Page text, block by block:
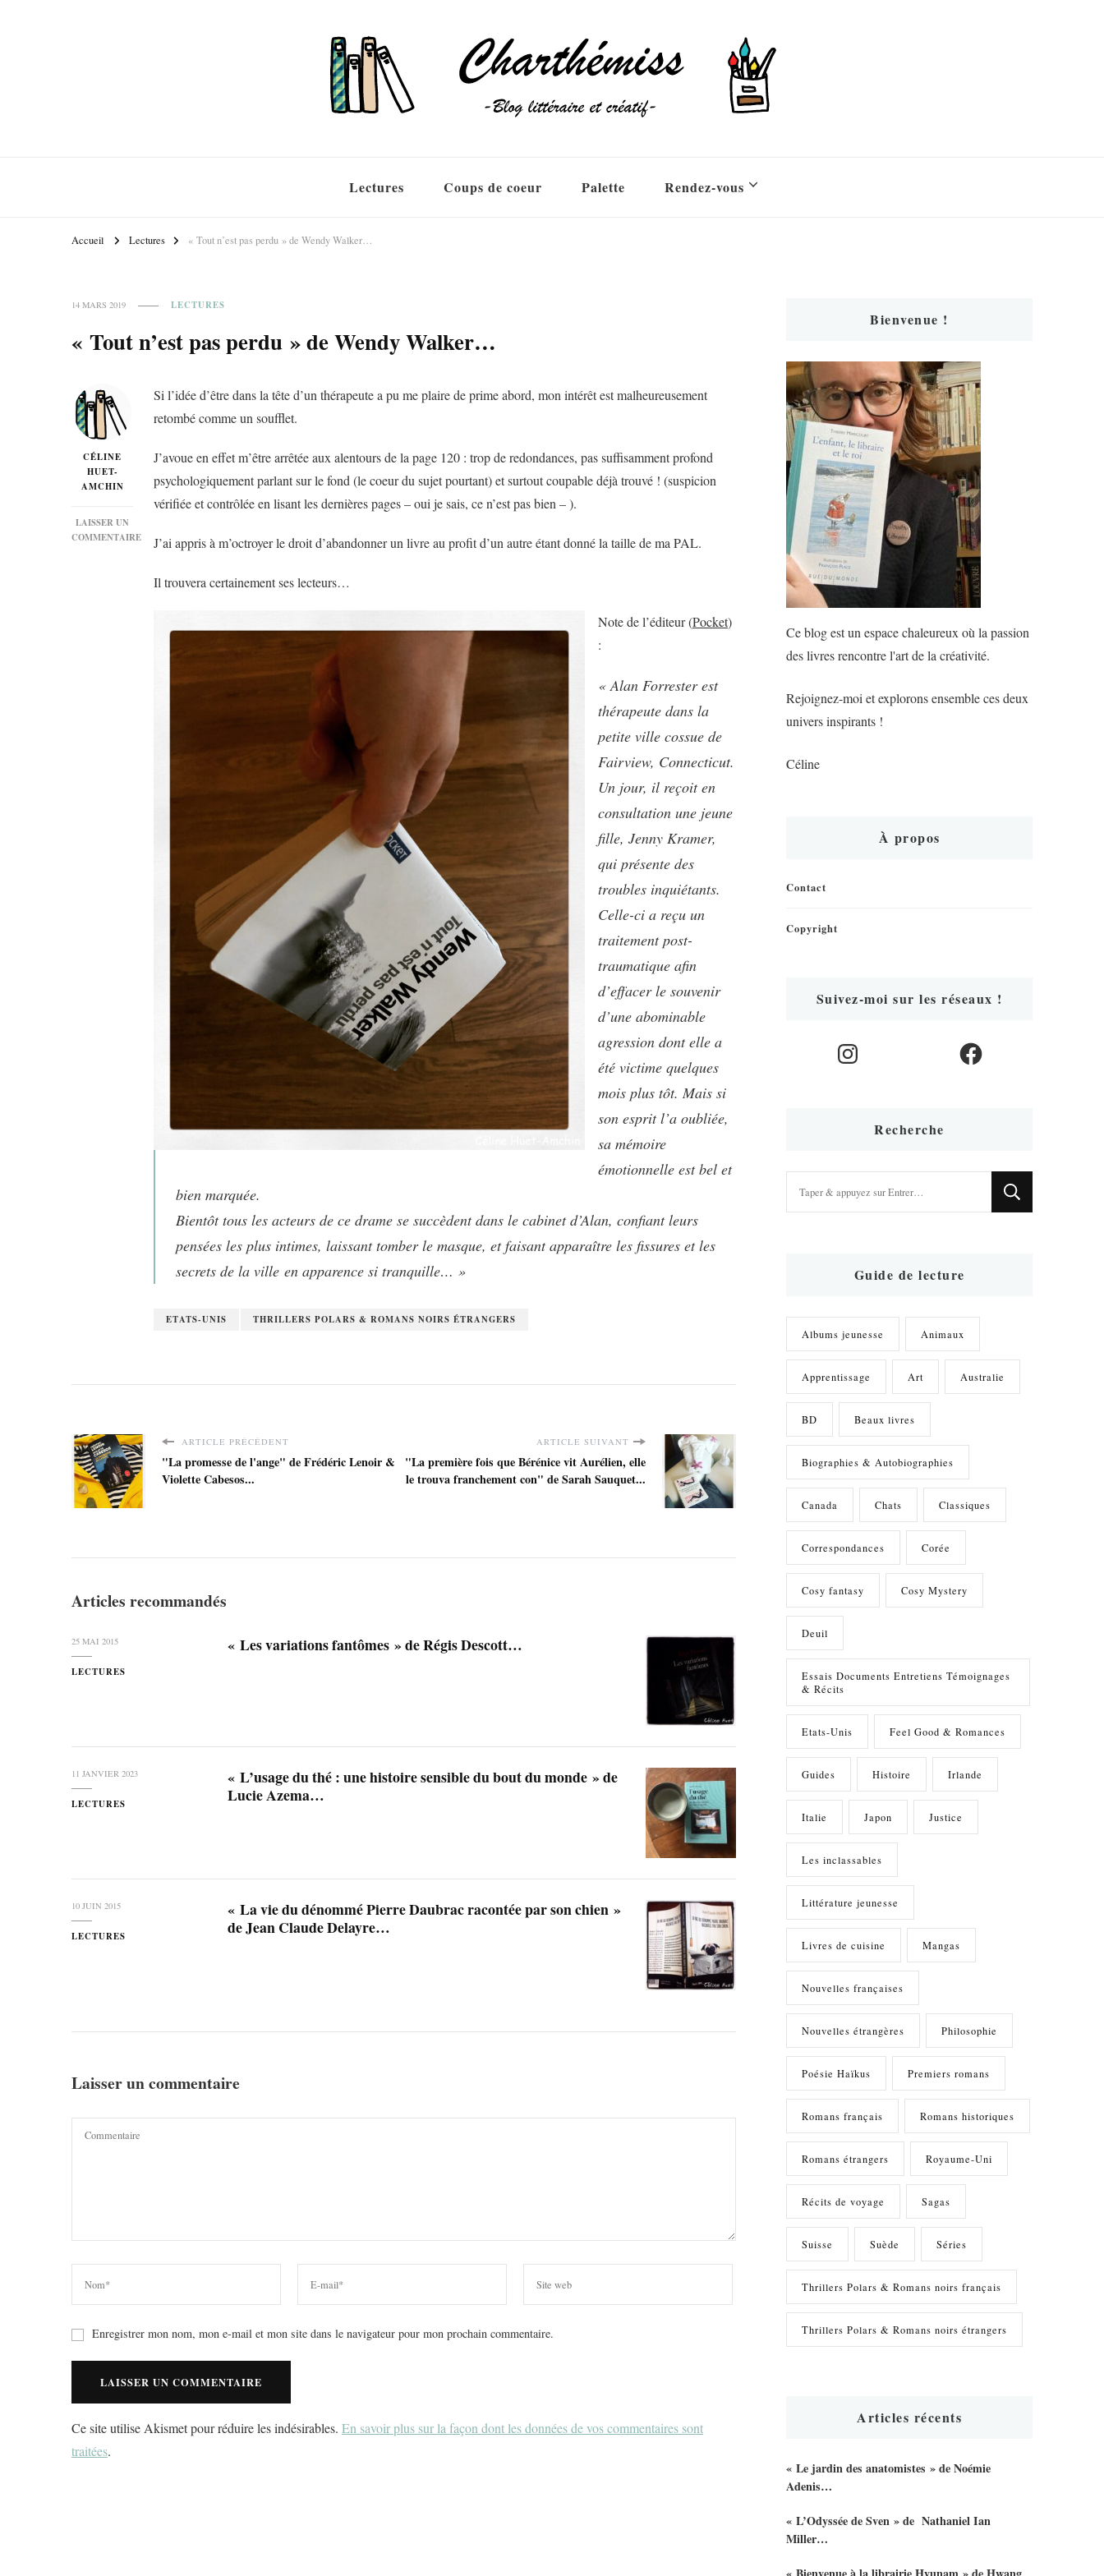
Lectures Coups de coeur Palette Rendez-vous
Accueil Lectures « Tout n’est pas perdu » de Wendy Walker…
14 MARS 2019 LECTURES
« Tout n’est pas perdu » de Wendy Walker…
CÉLINE
HUET-
AMCHIN
LAISSER UN
COMMENTAIRE
Si l’idée d’être dans la tête d’un thérapeute a pu me plaire de prime abord, mon intérêt est malheureusement
retombé comme un soufflet.
J’avoue en effet m’être arrêtée aux alentours de la page 120 : trop de redondances, pas suffisamment profond
psychologiquement parlant sur le fond (le coeur du sujet pourtant) et surtout coupable déjà trouvé ! (suspicion
vérifiée et contrôlée en lisant les dernières pages – oui je sais, ce n’est pas bien – ).
J’ai appris à m’octroyer le droit d’abandonner un livre au profit d’un autre étant donné la taille de ma PAL.
Il trouvera certainement ses lecteurs…
Note de l’éditeur (Pocket)
:
« Alan Forrester est
thérapeute dans la
petite ville cossue de
Fairview, Connecticut.
Un jour, il reçoit en
consultation une jeune
fille, Jenny Kramer,
qui présente des
troubles inquiétants.
Celle-ci a reçu un
traitement post-
traumatique afin
d’effacer le souvenir
d’une abominable
agression dont elle a
été victime quelques
mois plus tôt. Mais si
son esprit l’a oubliée,
sa mémoire
émotionnelle est bel et
bien marquée.
Bientôt tous les acteurs de ce drame se succèdent dans le cabinet d’Alan, confiant leurs
pensées les plus intimes, laissant tomber le masque, et faisant apparaître les fissures et les
secrets de la ville en apparence si tranquille… »
ETATS-UNIS THRILLERS POLARS & ROMANS NOIRS ÉTRANGERS
ARTICLE PRÉCÉDENT
"La promesse de l'ange" de Frédéric Lenoir &
Violette Cabesos...
ARTICLE SUIVANT
"La première fois que Bérénice vit Aurélien, elle
le trouva franchement con" de Sarah Sauquet...
Articles recommandés
25 MAI 2015
LECTURES
« Les variations fantômes » de Régis Descott…
11 JANVIER 2023
LECTURES
« L’usage du thé : une histoire sensible du bout du monde » de
Lucie Azema…
10 JUIN 2015
LECTURES
« La vie du dénommé Pierre Daubrac racontée par son chien »
de Jean Claude Delayre…
Laisser un commentaire
Enregistrer mon nom, mon e-mail et mon site dans le navigateur pour mon prochain commentaire.
Ce site utilise Akismet pour réduire les indésirables. En savoir plus sur la façon dont les données de vos commentaires sont
traitées.
Bienvenue !
Ce blog est un espace chaleureux où la passion
des livres rencontre l'art de la créativité.
Rejoignez-moi et explorons ensemble ces deux
univers inspirants !
Céline
À propos
Contact
Copyright
Suivez-moi sur les réseaux !
Instagram Facebook
Recherche
Guide de lecture
Albums jeunesse Animaux
Apprentissage Art Australie
BD Beaux livres
Biographies & Autobiographies
Canada Chats Classiques
Correspondances Corée
Cosy fantasy Cosy Mystery
Deuil
Essais Documents Entretiens Témoignages
& Récits
Etats-Unis Feel Good & Romances
Guides Histoire Irlande
Italie Japon Justice
Les inclassables
Littérature jeunesse
Livres de cuisine Mangas
Nouvelles françaises
Nouvelles étrangères Philosophie
Poésie Haïkus Premiers romans
Romans français Romans historiques
Romans étrangers Royaume-Uni
Récits de voyage Sagas
Suisse Suède Séries
Thrillers Polars & Romans noirs français
Thrillers Polars & Romans noirs étrangers
Articles récents
« Le jardin des anatomistes » de Noémie
Adenis…
« L’Odyssée de Sven » de Nathaniel Ian
Miller…